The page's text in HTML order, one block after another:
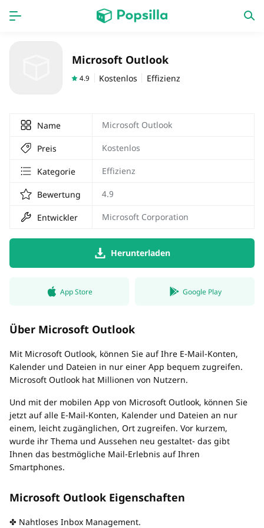
Neue Apps
Microsoft Outlook
4.9 Kostenlos Effizienz
Name Microsoft Outlook
Preis Kostenlos
Kategorie Effizienz
Bewertung 4.9
Entwickler Microsoft Corporation
Herunterladen
App Store Google Play
Über Microsoft Outlook
Mit Microsoft Outlook, können Sie auf Ihre E-Mail-Konten,
Kalender und Dateien in nur einer App bequem zugreifen.
Microsoft Outlook hat Millionen von Nutzern.
Und mit der mobilen App von Microsoft Outlook, können Sie
jetzt auf alle E-Mail-Konten, Kalender und Dateien an nur
einem, leicht zugänglichen, Ort zugreifen. Vor kurzem,
wurde ihr Thema und Aussehen neu gestaltet- das gibt
Ihnen das bestmögliche Mail-Erlebnis auf Ihren
Smartphones.
Microsoft Outlook Eigenschaften
✤ Nahtloses Inbox Management.